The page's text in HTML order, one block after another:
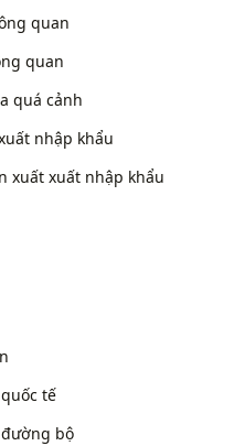
quan
quan
quá cảnh
nhập khẩu
xuất xuất nhập khẩu
tế
bộ